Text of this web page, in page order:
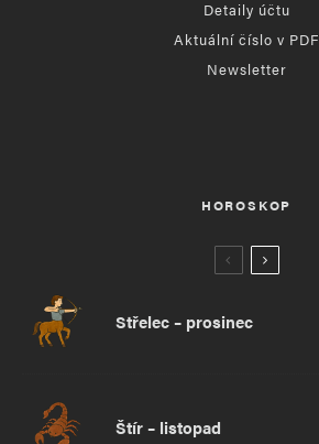
Detaily účtu
Aktuální číslo v PDF
Newsletter
HOROSKOP
Střelec – prosinec
Štír – listopad